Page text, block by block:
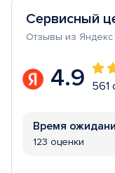
Сервисный
Отзывы из Яндекс
4.9 561
Время
123 оценки